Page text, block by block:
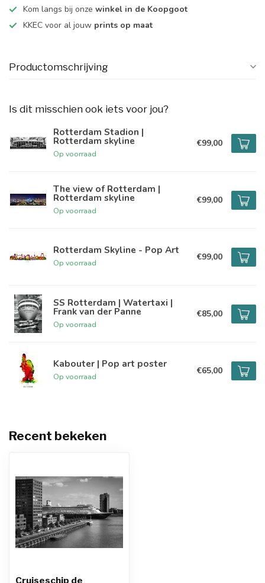
Kom langs bij onze winkel in de Koopgoot
KKEC voor al jouw prints op maat
Productomschrijving
Is dit misschien ook iets voor jou?
Rotterdam Stadion |
Rotterdam skyline
Op voorraad
€99,00
The view of Rotterdam |
Rotterdam skyline
Op voorraad
€99,00
Rotterdam Skyline - Pop Art
Op voorraad
€99,00
SS Rotterdam | Watertaxi |
Frank van der Panne
Op voorraad
€85,00
Kabouter | Pop art poster
Op voorraad
€65,00
Recent bekeken
Cruiseschip de